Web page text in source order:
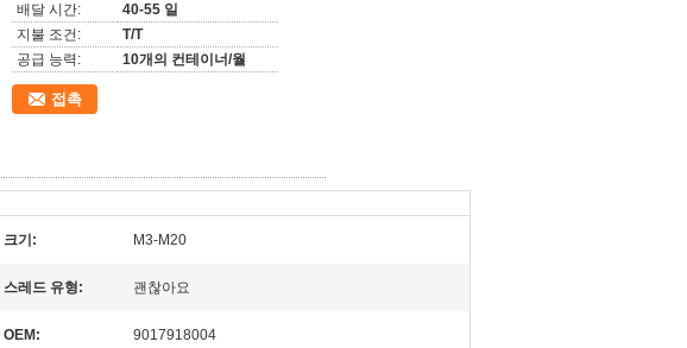
배달 시간:
40-55 일
지불 조건:
T/T
공급 능력:
10개의 컨테이너/월
접촉
크기: M3-M20
스레드 유형: 괜찮아요
OEM: 9017918004